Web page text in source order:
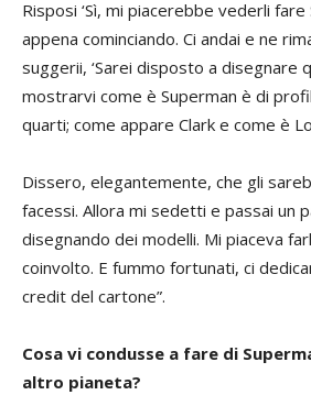
Risposi ‘Sì, mi piacerebbe vederli fare
appena cominciando. Ci andai e ne
suggerii, ‘Sarei disposto a disegnare
mostrarvi come è Superman è di
quarti; come appare Clark e come è
Dissero, elegantemente, che gli
facessi. Allora mi sedetti e passai un
disegnando dei modelli. Mi piaceva
coinvolto. E fummo fortunati, ci
credit del cartone”.
Cosa vi condusse a fare di
altro pianeta?